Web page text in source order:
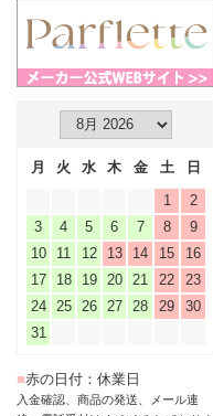
月 火 水 木 金 土
日
1
2
3
4 5 6 7 8
9
10
11 12 13 14 15
16
17
18 19 20 21 22
23
24
25 26 27 28 29
30
31
■赤の日付：休業日
入金確認、商品の発送、メール連